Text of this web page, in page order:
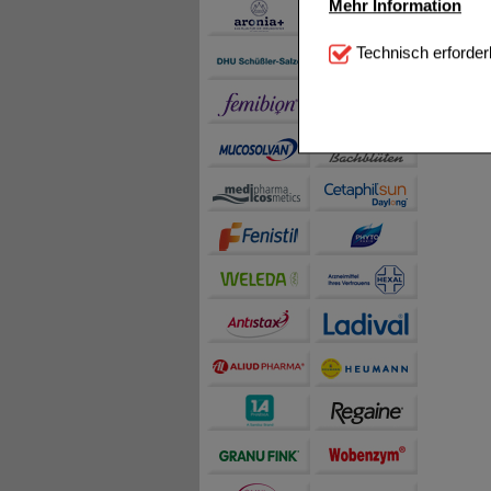
Mehr Information
Technisch
notwendig sind (z.B.
Diese
beispielsweise für
Inhalte anzuzeigen
Statistik & Tracking:
sammeln, mit deren
auch die Werbung
teilweise an Dritte
Technisch